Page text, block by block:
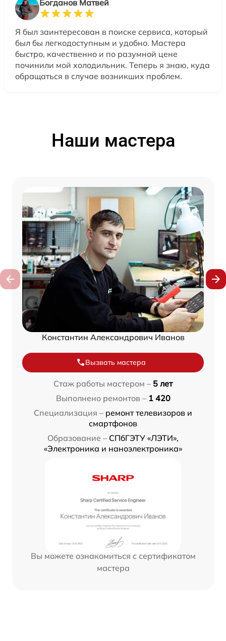
Богданов Матвей
Я был заинтересован в поиске сервиса, который
был бы легкодоступным и удобно. Мастера
быстро, качественно и по разумной цене
починили мой холодильник. Теперь я знаю, куда
обращаться в случае возникших проблем.
Наши мастера
Константин Александрович Иванов
Вызвать мастера
Стаж работы мастером – 5 лет
Выполнено ремонтов – 1 420
Специализация – ремонт телевизоров и
смартфонов
Образование – СПбГЭТУ «ЛЭТИ»,
«Электроника и наноэлектроника»
Вы можете ознакомиться с сертификатом
мастера